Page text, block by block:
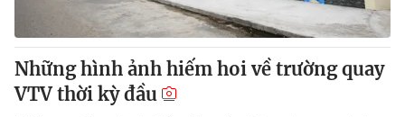
Những hình ảnh hiếm hoi về trường quay
VTV thời kỳ đầu